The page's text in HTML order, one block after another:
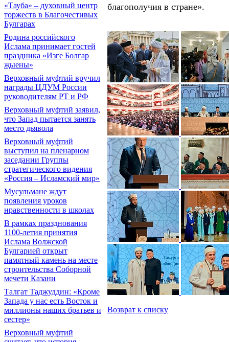
«Тауба» – духовный центр
торжеств в Благочестивых
Булгарах
Родина российского
Ислама принимает гостей
праздника «Изге Болгар
җыены»
Верховный муфтий вручил
награды ЦДУМ России
руководителям РТ и РФ
Верховный муфтий заявил,
что Запад пытается занять
место дьявола
Верховный муфтий
выступил на пленарном
заседании Группы
стратегического видения
«Россия – Исламский мир»
Мусульмане ждут
появления уроков
нравственности в школах
В рамках празднования
1100-летия принятия
Ислама Волжской
Булгарией открыт
памятный камень на месте
строительства Соборной
мечети Казани
Талгат Таджуддин: «Кроме
Запада у нас есть Восток и
миллионы наших братьев и
сестер»
Верховный муфтий
благополучия в стране».
Возврат к списку